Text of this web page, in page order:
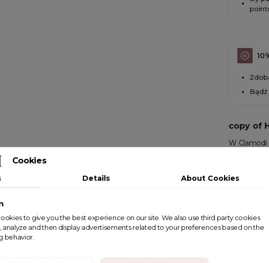
copy of
W
t-shirt
copy of
Cookies
Details About Cookies
to give you the best experience on our site. We also use third party cookies
analyze and then display advertisements related to your preferences based on the
behavior.